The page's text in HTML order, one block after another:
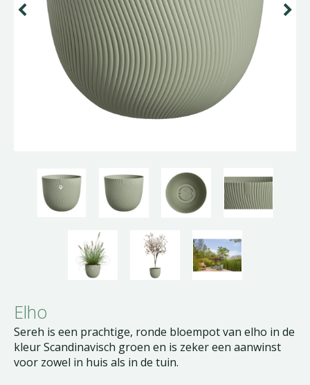
Elho
Sereh is een prachtige, ronde bloempot van elho in de
kleur Scandinavisch groen en is zeker een aanwinst
voor zowel in huis als in de tuin.